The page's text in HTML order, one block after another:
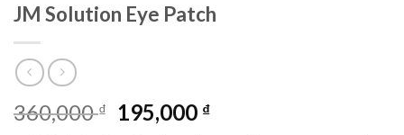
JM Solution Eye Patch
360,000₫ 195,000 ₫